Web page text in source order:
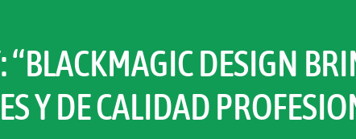
“BLACKMAGIC DESIGN
Y DE CALIDAD